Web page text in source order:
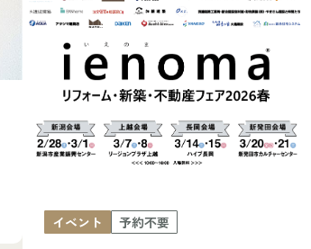
イベント 予約不要